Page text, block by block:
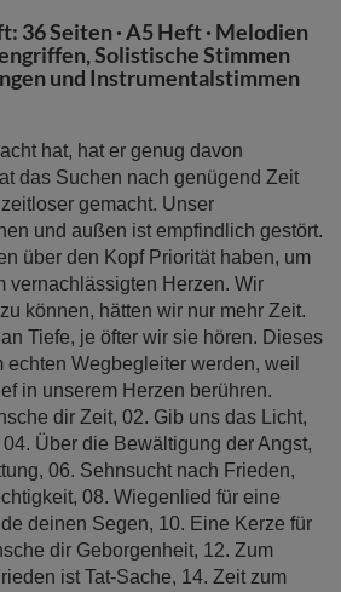
36 Seiten · A5 Heft · Melodien
Solistische Stimmen
und Instrumentalstimmen
hat, hat er genug davon
das Suchen nach genügend Zeit
gemacht. Unser
und außen ist empfindlich gestört.
über den Kopf Priorität haben, um
vernachlässigten Herzen. Wir
können, hätten wir nur mehr Zeit.
Tiefe, je öfter wir sie hören. Dieses
Wegbegleiter werden, weil
in unserem Herzen berühren.
dir Zeit, 02. Gib uns das Licht,
Über die Bewältigung der Angst,
06. Sehnsucht nach Frieden,
08. Wiegenlied für eine
deinen Segen, 10. Eine Kerze für
dir Geborgenheit, 12. Zum
ist Tat-Sache, 14. Zeit zum